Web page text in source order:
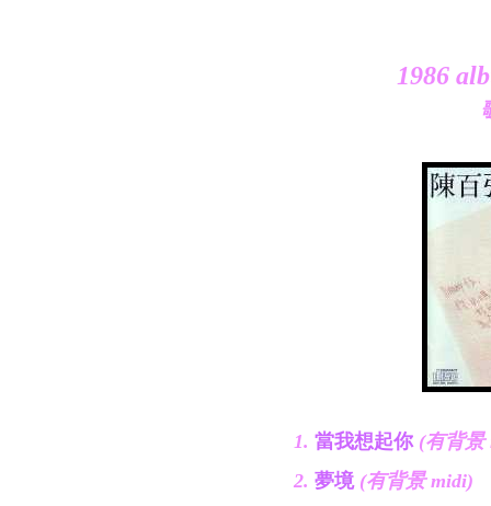
1986
1. 當我想起你(有背景
2. 夢境(有背景 midi)